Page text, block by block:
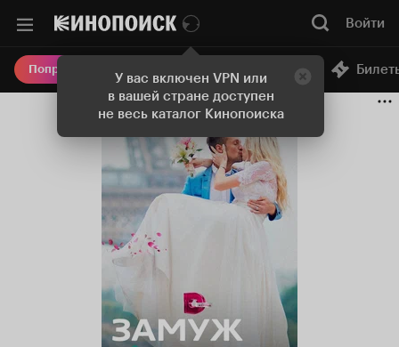
У вас включен VPN или
в вашей стране доступен
не весь каталог Кинопоиска
Войти
Попробовать Плюс Онлайн-кинотеатр